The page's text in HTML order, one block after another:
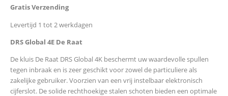
Gratis Verzending
Levertijd 1 tot 2 werkdagen
DRS Global 4E De Raat
De kluis De Raat DRS Global 4K beschermt uw waardevolle spullen
tegen inbraak en is zeer geschikt voor zowel de particuliere als
zakelijke gebruiker. Voorzien van een vrij instelbaar elektronisch
cijferslot. De solide rechthoekige stalen schoten bieden een optimale